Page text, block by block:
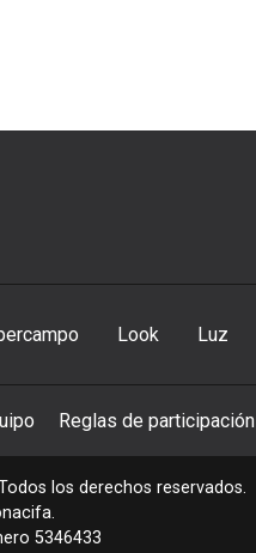
Look Luz
Reglas de participación
los derechos reservados.
5346433